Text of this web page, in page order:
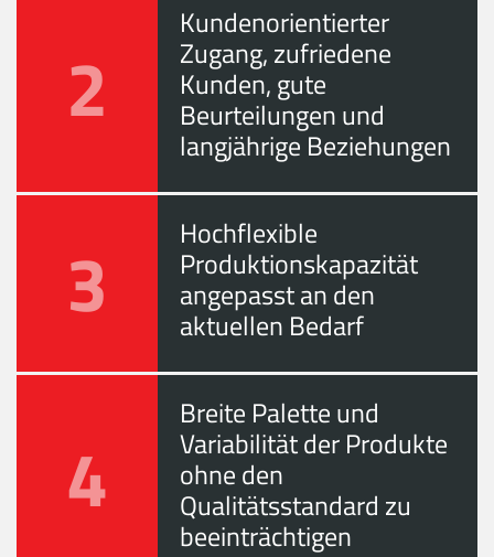
2
Kundenorientierter
Zugang, zufriedene
Kunden, gute
Beurteilungen und
langjährige Beziehungen
3 Hochflexible
Produktionskapazität
angepasst an den
aktuellen Bedarf
4
Breite Palette und
Variabilität der Produkte
ohne den
Qualitätsstandard zu
beeinträchtigen